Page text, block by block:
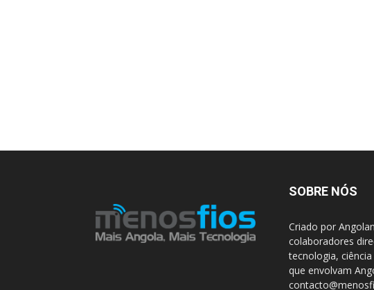
SOBRE NÓS
Criado por
colaboradores
tecnologia,
que envolvam